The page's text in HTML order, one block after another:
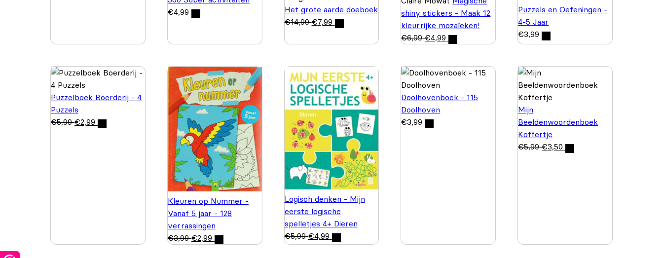
€4,99
Het grote aarde doeboek
€14,99 €7,99
shiny stickers - Maak 12
kleurrijke mozaïeken!
€6,99 €4,99
Puzzels en Oefeningen -
4-5 Jaar
€3,99
Puzzelboek Boerderij - 4
Puzzels
€5,99 €2,99
Kleuren op Nummer -
Vanaf 5 jaar - 128
verrassingen
€3,99 €2,99
Logisch denken - Mijn
eerste logische
spelletjes 4+ Dieren
€5,99 €4,99
Doolhovenboek - 115
Doolhoven
€3,99
Mijn
Beeldenwoordenboek
Koffertje
€5,99 €3,50